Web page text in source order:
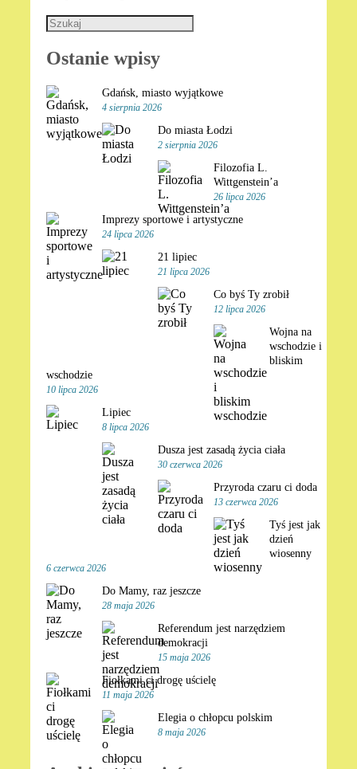
Ostanie wpisy
Gdańsk, miasto wyjątkowe
4 sierpnia 2026
Do miasta Łodzi
2 sierpnia 2026
Filozofia L.
Wittgenstein’a
26 lipca 2026
Imprezy sportowe i artystyczne
24 lipca 2026
21 lipiec
21 lipca 2026
Co byś Ty zrobił
12 lipca 2026
Wojna na
wschodzie i
bliskim
wschodzie
10 lipca 2026
Lipiec
8 lipca 2026
Dusza jest zasadą życia ciała
30 czerwca 2026
Przyroda czaru ci doda
13 czerwca 2026
Tyś jest jak
dzień
wiosenny
6 czerwca 2026
Do Mamy, raz jeszcze
28 maja 2026
Referendum jest narzędziem
demokracji
15 maja 2026
Fiołkami ci drogę uścielę
11 maja 2026
Elegia o chłopcu polskim
8 maja 2026